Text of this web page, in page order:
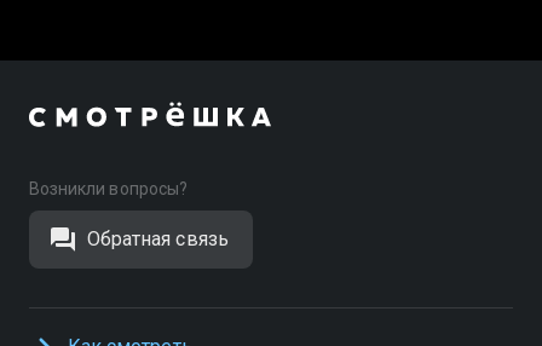
Возникли вопросы?
Обратная связь